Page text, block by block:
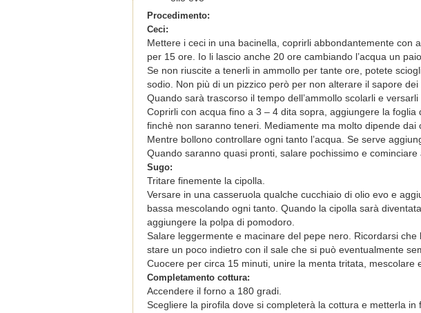
Procedimento:
Ceci:
Mettere i ceci in una bacinella, coprirli abbondantemente con
per 15 ore. Io li lascio anche 20 ore cambiando l’acqua un
Se non riuscite a tenerli in ammollo per tante ore, potete
sodio. Non più di un pizzico però per non alterare il sapore dei
Quando sarà trascorso il tempo dell’ammollo scolarli e
Coprirli con acqua fino a 3 – 4 dita sopra, aggiungere la
finchè non saranno teneri. Mediamente ma molto dipende
Mentre bollono controllare ogni tanto l’acqua. Se serve
Quando saranno quasi pronti, salare pochissimo e
Sugo:
Tritare finemente la cipolla.
Versare in una casseruola qualche cucchiaio di olio evo e
bassa mescolando ogni tanto. Quando la cipolla sarà
aggiungere la polpa di pomodoro.
Salare leggermente e macinare del pepe nero. Ricordarsi
stare un poco indietro con il sale che si può eventualmente
Cuocere per circa 15 minuti, unire la menta tritata, mescolare
Completamento cottura:
Accendere il forno a 180 gradi.
Scegliere la pirofila dove si completerà la cottura e metterla